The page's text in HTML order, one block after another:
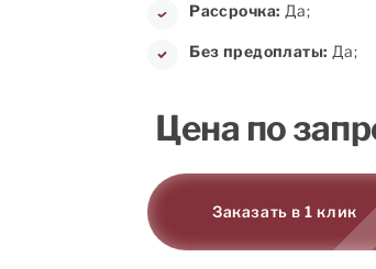
Рассрочка: Да;
Без предоплаты: Да;
Цена по
Заказать в 1 клик